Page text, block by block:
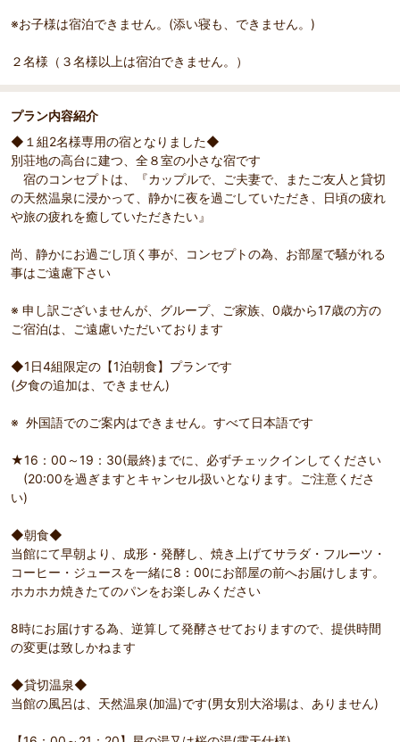
※お子様は宿泊できません。(添い寝も、できません。)
２名様（３名様以上は宿泊できません。）
プラン内容紹介
◆１組2名様専用の宿となりました◆
別荘地の高台に建つ、全８室の小さな宿です
宿のコンセプトは、『カップルで、ご夫妻で、またご友人と貸切
の天然温泉に浸かって、静かに夜を過ごしていただき、日頃の疲れ
や旅の疲れを癒していただきたい』
尚、静かにお過ごし頂く事が、コンセプトの為、お部屋で騒がれる
事はご遠慮下さい
※ 申し訳ございませんが、グループ、ご家族、0歳から17歳の方の
ご宿泊は、ご遠慮いただいております
◆1日4組限定の【1泊朝食】プランです
(夕食の追加は、できません)
※ 外国語でのご案内はできません。すべて日本語です
★16：00～19：30(最終)までに、必ずチェックインしてください
(20:00を過ぎますとキャンセル扱いとなります。ご注意くださ
い)
◆朝食◆
当館にて早朝より、成形・発酵し、焼き上げてサラダ・フルーツ・
コーヒー・ジュースを一緒に8：00にお部屋の前へお届けします。
ホカホカ焼きたてのパンをお楽しみください
8時にお届けする為、逆算して発酵させておりますので、提供時間
の変更は致しかねます
◆貸切温泉◆
当館の風呂は、天然温泉(加温)です(男女別大浴場は、ありません)
部屋詳細（1/3）
Pr
evi
ou
s
和モダン ダブル
シ・